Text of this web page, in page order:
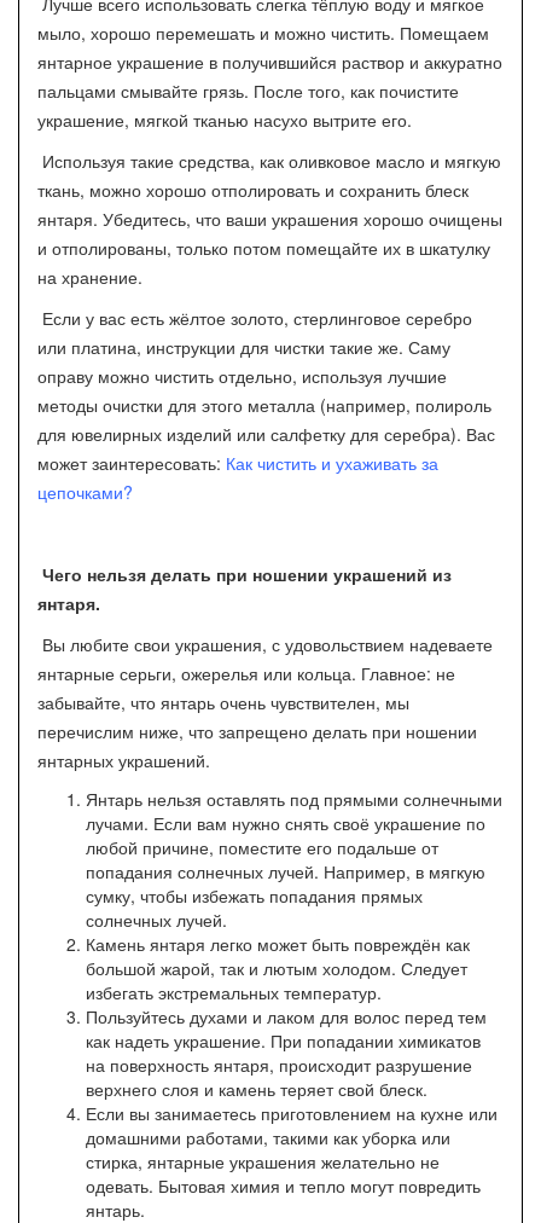
мыло, хорошо перемешать и можно чистить. Помещаем
янтарное украшение в получившийся раствор и аккуратно
пальцами смывайте грязь. После того, как почистите
украшение, мягкой тканью насухо вытрите его.
Используя такие средства, как оливковое масло и мягкую
ткань, можно хорошо отполировать и сохранить блеск
янтаря. Убедитесь, что ваши украшения хорошо очищены
и отполированы, только потом помещайте их в шкатулку
на хранение.
Если у вас есть жёлтое золото, стерлинговое серебро
или платина, инструкции для чистки такие же. Саму
оправу можно чистить отдельно, используя лучшие
методы очистки для этого металла (например, полироль
для ювелирных изделий или салфетку для серебра). Вас
может заинтересовать: Как чистить и ухаживать за
цепочками?
Чего нельзя делать при ношении украшений из
янтаря.
Вы любите свои украшения, с удовольствием надеваете
янтарные серьги, ожерелья или кольца. Главное: не
забывайте, что янтарь очень чувствителен, мы
перечислим ниже, что запрещено делать при ношении
янтарных украшений.
Янтарь нельзя оставлять под прямыми солнечными
лучами. Если вам нужно снять своё украшение по
любой причине, поместите его подальше от
попадания солнечных лучей. Например, в мягкую
сумку, чтобы избежать попадания прямых
солнечных лучей.
Камень янтаря легко может быть повреждён как
большой жарой, так и лютым холодом. Следует
избегать экстремальных температур.
Пользуйтесь духами и лаком для волос перед тем
как надеть украшение. При попадании химикатов
на поверхность янтаря, происходит разрушение
верхнего слоя и камень теряет свой блеск.
Если вы занимаетесь приготовлением на кухне или
домашними работами, такими как уборка или
стирка, янтарные украшения желательно не
одевать. Бытовая химия и тепло могут повредить
янтарь.